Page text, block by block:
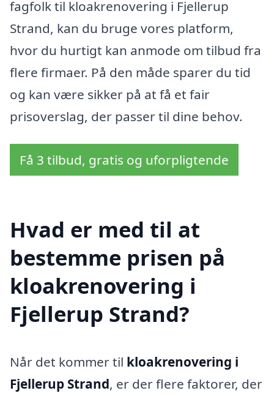
fagfolk til kloakrenovering i Fjellerup
Strand, kan du bruge vores platform,
hvor du hurtigt kan anmode om tilbud fra
flere firmaer. På den måde sparer du tid
og kan være sikker på at få et fair
prisoverslag, der passer til dine behov.
Få 3 tilbud, gratis og uforpligtende
Hvad er med til at
bestemme prisen på
kloakrenovering i
Fjellerup Strand?
Når det kommer til kloakrenovering i
Fjellerup Strand, er der flere faktorer, der